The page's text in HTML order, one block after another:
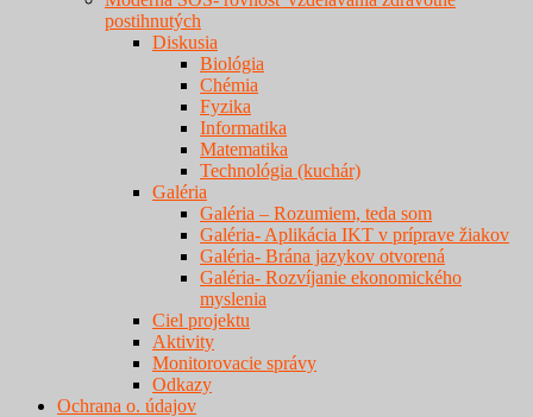
postihnutých
Diskusia
Biológia
Chémia
Fyzika
Informatika
Matematika
Technológia (kuchár)
Galéria
Galéria – Rozumiem, teda som
Galéria- Aplikácia IKT v príprave žiakov
Galéria- Brána jazykov otvorená
Galéria- Rozvíjanie ekonomického
myslenia
Ciel projektu
Aktivity
Monitorovacie správy
Odkazy
Ochrana o. údajov